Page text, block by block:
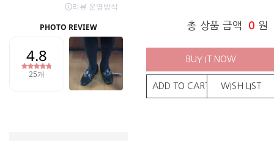
총 상품 금액 0 원
BUY IT NOW
ADD TO CART WISH LIST